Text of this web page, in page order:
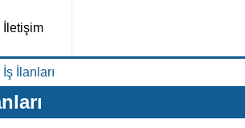
İletişim
İlanları